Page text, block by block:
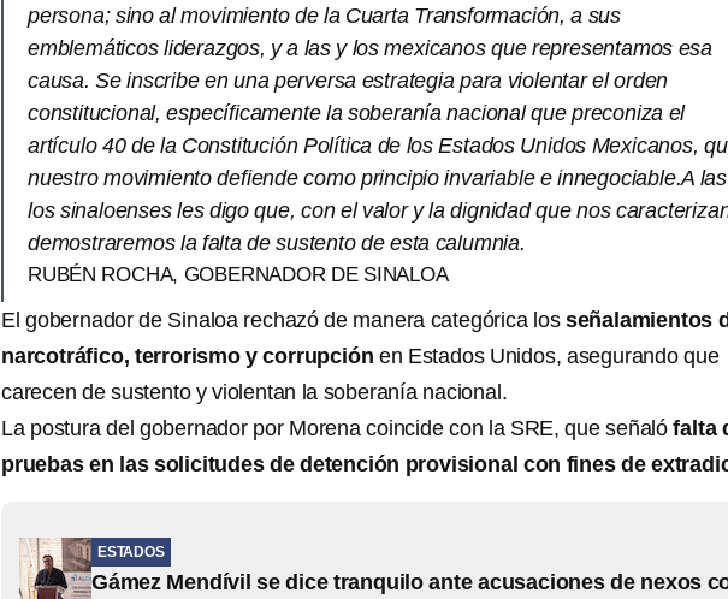
persona; sino al movimiento de la Cuarta Transformación, a sus
emblemáticos liderazgos, y a las y los mexicanos que representamos esa
causa. Se inscribe en una perversa estrategia para violentar el orden
constitucional, específicamente la soberanía nacional que preconiza el
artículo 40 de la Constitución Política de los Estados Unidos Mexicanos,
nuestro movimiento defiende como principio invariable e innegociable.A
los sinaloenses les digo que, con el valor y la dignidad que nos
demostraremos la falta de sustento de esta calumnia.
RUBÉN ROCHA, GOBERNADOR DE SINALOA
El gobernador de Sinaloa rechazó de manera categórica los señalamientos
narcotráfico, terrorismo y corrupción en Estados Unidos, asegurando que
carecen de sustento y violentan la soberanía nacional.
La postura del gobernador por Morena coincide con la SRE, que señalófalta
pruebas en las solicitudes de detención provisional con fines de
ESTADOS
Gámez Mendívil se dice tranquilo ante acusaciones de nexos